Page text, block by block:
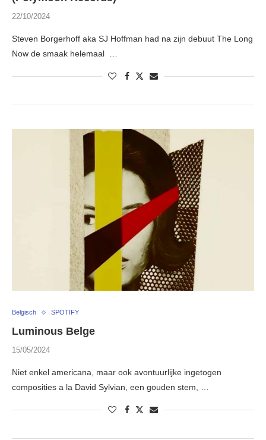
22/10/2024
Steven Borgerhoff aka SJ Hoffman had na zijn debuut The Long
Now de smaak helemaal …
Belgisch SPOTIFY
Luminous Belge
15/05/2024
Niet enkel americana, maar ook avontuurlijke ingetogen
composities a la David Sylvian, een gouden stem, …